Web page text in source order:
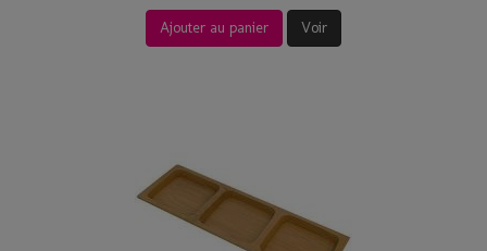
Ajouter au panier Voir